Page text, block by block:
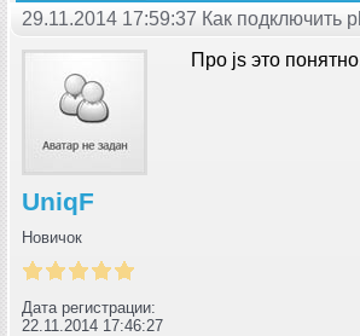
29.11.2014 17:59:37 Как подключить
UniqF
Новичок
Дата регистрации:
22.11.2014 17:46:27
Про js это